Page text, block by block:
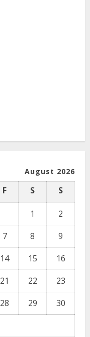
August 2026
F S S
1
2
7 8
9
14 15
16
21 22
23
28 29
30